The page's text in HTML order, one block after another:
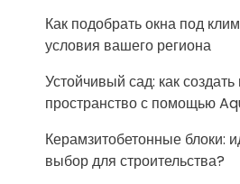
Как подобрать окна под
условия вашего региона
Устойчивый сад: как
пространство с помощью
Керамзитобетонные блоки:
выбор для строительства?